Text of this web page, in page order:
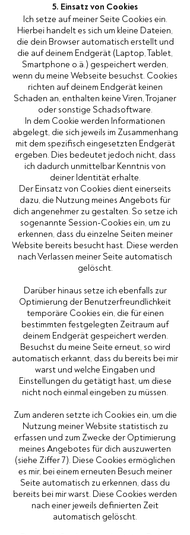
5. Einsatz von Cookies
Ich setze auf meiner Seite Cookies ein.
Hierbei handelt es sich um kleine Dateien,
die dein Browser automatisch erstellt und
die auf deinem Endgerät (Laptop, Tablet,
Smartphone o.ä.) gespeichert werden,
wenn du meine Webseite besuchst. Cookies
richten auf deinem Endgerät keinen
Schaden an, enthalten keine Viren, Trojaner
oder sonstige Schadsoftware.
In dem Cookie werden Informationen
abgelegt, die sich jeweils im Zusammenhang
mit dem spezifisch eingesetzten Endgerät
ergeben. Dies bedeutet jedoch nicht, dass
ich dadurch unmittelbar Kenntnis von
deiner Identität erhalte.
Der Einsatz von Cookies dient einerseits
dazu, die Nutzung meines Angebots für
dich angenehmer zu gestalten. So setze ich
sogenannte Session-Cookies ein, um zu
erkennen, dass du einzelne Seiten meiner
Website bereits besucht hast. Diese werden
nach Verlassen meiner Seite automatisch
gelöscht.
Darüber hinaus setze ich ebenfalls zur
Optimierung der Benutzerfreundlichkeit
temporäre Cookies ein, die für einen
bestimmten festgelegten Zeitraum auf
deinem Endgerät gespeichert werden.
Besuchst du meine Seite erneut, so wird
automatisch erkannt, dass du bereits bei mir
warst und welche Eingaben und
Einstellungen du getätigt hast, um diese
nicht noch einmal eingeben zu müssen.
Zum anderen setzte ich Cookies ein, um die
Nutzung meiner Website statistisch zu
erfassen und zum Zwecke der Optimierung
meines Angebotes für dich auszuwerten
(siehe Ziffer 7). Diese Cookies ermöglichen
es mir, bei einem erneuten Besuch meiner
Seite automatisch zu erkennen, dass du
bereits bei mir warst. Diese Cookies werden
nach einer jeweils definierten Zeit
automatisch gelöscht.